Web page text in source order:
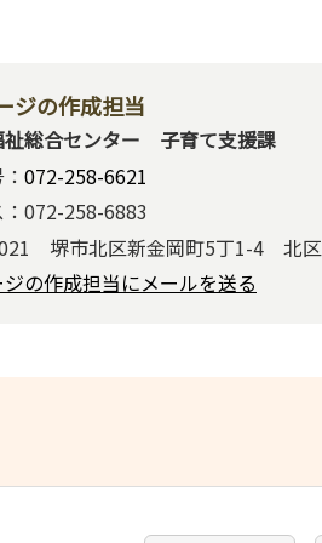
ジの作成担当
祉総合センター 子育て支援課
072-258-6621
：072-258-6883
堺市北区新金岡町5丁1-4 北
の作成担当にメールを送る